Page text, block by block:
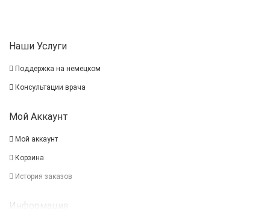
Наши Услуги
Поддержка на немецком
Консультации врача
Мой Аккаунт
Мой аккаунт
Корзина
История заказов
Информация